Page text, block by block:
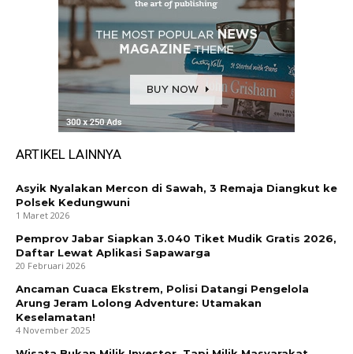
ARTIKEL LAINNYA
Asyik Nyalakan Mercon di Sawah, 3 Remaja Diangkut ke
Polsek Kedungwuni
1 Maret 2026
Pemprov Jabar Siapkan 3.040 Tiket Mudik Gratis 2026,
Daftar Lewat Aplikasi Sapawarga
20 Februari 2026
Ancaman Cuaca Ekstrem, Polisi Datangi Pengelola
Arung Jeram Lolong Adventure: Utamakan
Keselamatan!
4 November 2025